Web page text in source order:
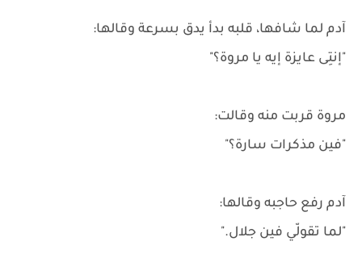
آدم لما شافها، قلبه بدأ يدق بسرعة وقالها:
"إنتِى عايزة إيه يا مروة؟"
مروة قربت منه وقالت:
"فين مذكرات سارة؟"
آدم رفع حاجبه وقالها:
"لما تقولّي فين جلال."